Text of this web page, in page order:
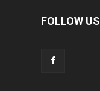
FOLLOW US